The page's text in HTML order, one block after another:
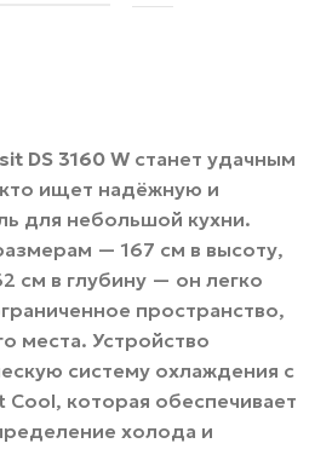
DS 3160 W станет удачным
ищет надёжную и
для небольшой кухни.
— 167 см в высоту,
см в глубину — он легко
пространство,
места. Устройство
систему охлаждения с
Cool, которая обеспечивает
холода и